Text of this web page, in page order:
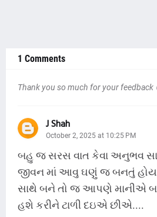
1 Comments
Thank you so much for your feedback
J Shah
October 2, 2025 at 10:25 PM
બહુ જ સરસ વાત કેવા અનુભવ
જીવન માં આવુ ઘણું જ બનતું
સાથે બને તો જ આપણે માનીએ
હશે કરીને ટાળી દઇએ છીએ....